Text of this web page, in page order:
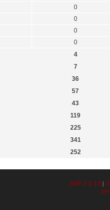
0
0
0
0
4
7
36
57
43
119
225
341
252
SMF 2.0.19